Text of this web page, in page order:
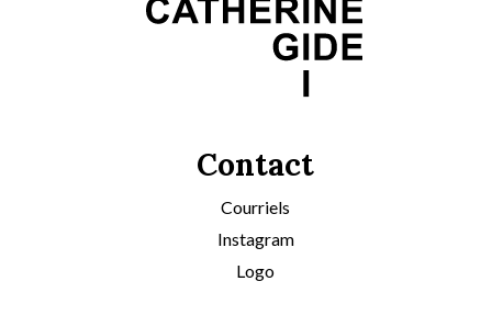
Contact
Courriels
Instagram
Logo